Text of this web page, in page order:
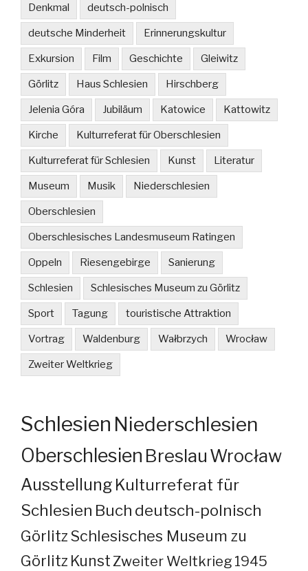
Denkmal deutsch-polnisch
deutsche Minderheit Erinnerungskultur
Exkursion Film Geschichte Gleiwitz
Görlitz Haus Schlesien Hirschberg
Jelenia Góra Jubiläum Katowice Kattowitz
Kirche Kulturreferat für Oberschlesien
Kulturreferat für Schlesien Kunst Literatur
Museum Musik Niederschlesien
Oberschlesien
Oberschlesisches Landesmuseum Ratingen
Oppeln Riesengebirge Sanierung
Schlesien Schlesisches Museum zu Görlitz
Sport Tagung touristische Attraktion
Vortrag Waldenburg Wałbrzych Wrocław
Zweiter Weltkrieg
Schlesien Niederschlesien
Oberschlesien Breslau Wrocław
Ausstellung Kulturreferat für
Schlesien Buch deutsch-polnisch
GörlitzSchlesisches Museum zu
Görlitz KunstZweiter Weltkrieg 1945